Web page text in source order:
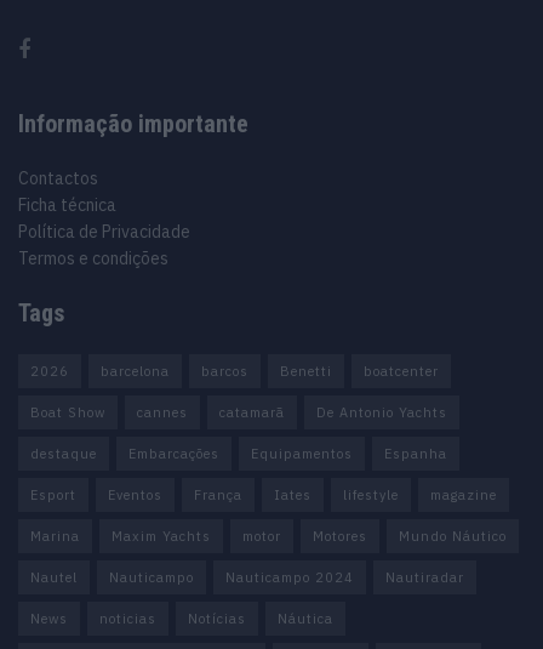
Informação importante
Contactos
Ficha técnica
Política de Privacidade
Termos e condições
Tags
2026 barcelona barcos Benetti boatcenter
Boat Show cannes catamarã De Antonio Yachts
destaque Embarcações Equipamentos Espanha
Esport Eventos França Iates lifestyle magazine
Marina Maxim Yachts motor Motores Mundo Náutico
Nautel Nauticampo Nauticampo 2024 Nautiradar
News noticias Notícias Náutica